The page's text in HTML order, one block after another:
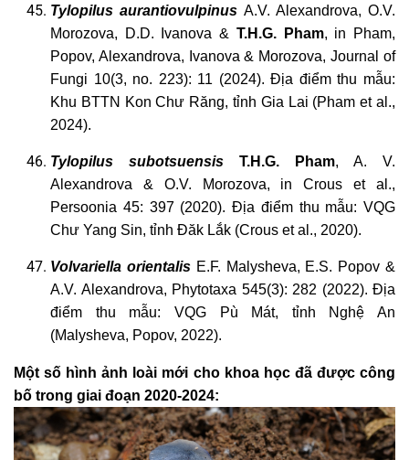
Tylopilus aurantiovulpinus A.V. Alexandrova, O.V.
Morozova, D.D. Ivanova & T.H.G. Pham, in Pham,
Popov, Alexandrova, Ivanova & Morozova, Journal of
Fungi 10(3, no. 223): 11 (2024). Địa điểm thu mẫu:
Khu BTTN Kon Chư Răng, tỉnh Gia Lai (Pham et al.,
2024).
Tylopilus subotsuensis T.H.G. Pham, A. V.
Alexandrova & O.V. Morozova, in Crous et al.,
Persoonia 45: 397 (2020). Địa điểm thu mẫu: VQG
Chư Yang Sin, tỉnh Đăk Lắk (Crous et al., 2020).
Volvariella orientalisE.F. Malysheva, E.S. Popov &
A.V. Alexandrova, Phytotaxa 545(3): 282 (2022). Địa
điểm thu mẫu: VQG Pù Mát, tỉnh Nghệ An
(Malysheva, Popov, 2022).
Một số hình ảnh loài mới cho khoa học đã được công
bố trong giai đoạn 2020-2024: